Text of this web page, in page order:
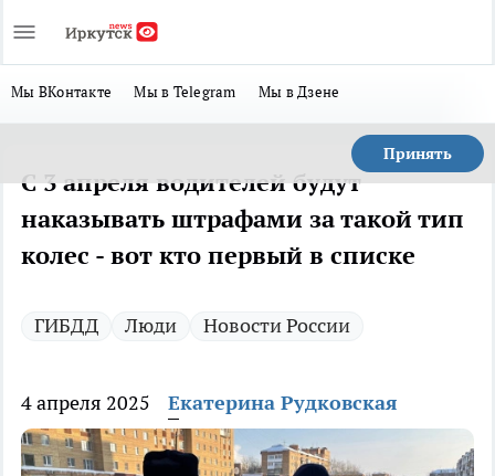
Мы ВКонтакте Мы в Telegram Мы в Дзене
Принять
С 3 апреля водителей будут
наказывать штрафами за такой тип
колес - вот кто первый в списке
ГИБДД Люди Новости России
4 апреля 2025 Екатерина Рудковская